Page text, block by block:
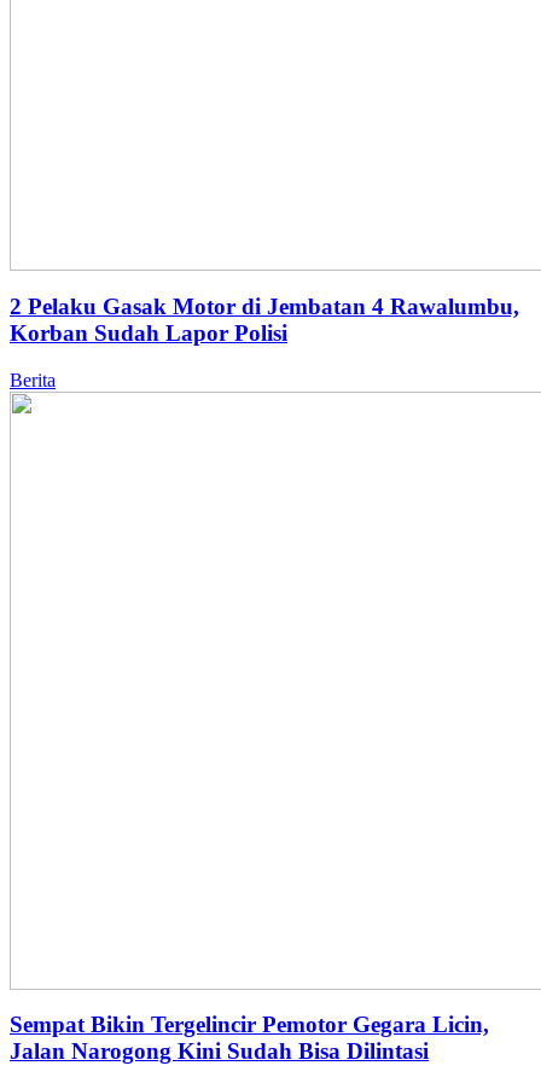
2 Pelaku Gasak Motor di Jembatan 4 Rawalumbu,
Korban Sudah Lapor Polisi
Berita
Sempat Bikin Tergelincir Pemotor Gegara Licin,
Jalan Narogong Kini Sudah Bisa Dilintasi